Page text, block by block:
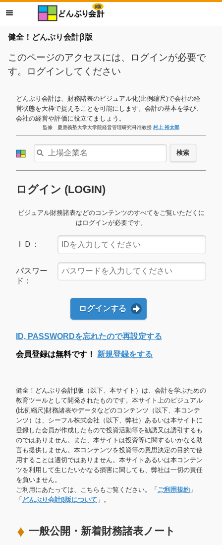
健全！どんぶり会計β版
このページのアクセスには、ログインが必要で
す。ログインしてください
どんぶり会計は、財務諸表のビジュアル化(比例縮尺)で会社の経
営状態を大枠で捉えることを可能にします。会計の基本を学び、
会社の経営や評価に役立てましょう。
監修 慶應義塾大学大学院経営管理研究科准教授 村上 裕太郎
検索
ログイン (LOGIN)
ビジュアル財務諸表などのコンテンツのすべてをご覧いただくに
はログインが必要です。
ＩＤ：
パスワー
ド：
ログインする
ID, PASSWORDを忘れたので再設定する
会員登録は無料です！ 新規登録をする
健全！どんぶり会計β版（以下、本サイト）は、会計を学ぶための
教育ツールとして開発されたものです。本サイト上のビジュアル
(比例縮尺)財務諸表やデータなどのコンテンツ（以下、本コンテ
ンツ）は、シーフル株式会社（以下、弊社）あるいは本サイトに
登録した会員が作成したもので投資活動等を勧誘又は誘引するも
のではありません。また、本サイトは投資等に関するいかなる助
言も提供しません。本コンテンツを投資等の意思決定の目的で使
用することは適切ではありません。本サイトあるいは本コンテン
ツを利用して生じたいかなる損害に関しても、弊社は一切の責任
を負いません。
ご利用にあたっては、こちらもご覧ください。「 ご利用規約 」
「 どんぶり会計β版について 」。
一般公開・新着財務諸表ノート